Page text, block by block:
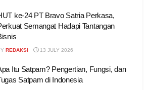
ke-24 PT Bravo Satria Perkasa,
Semangat Hadapi Tantangan
REDAKSI 13 JULY 2026
Itu Satpam? Pengertian, Fungsi, dan
Satpam di Indonesia